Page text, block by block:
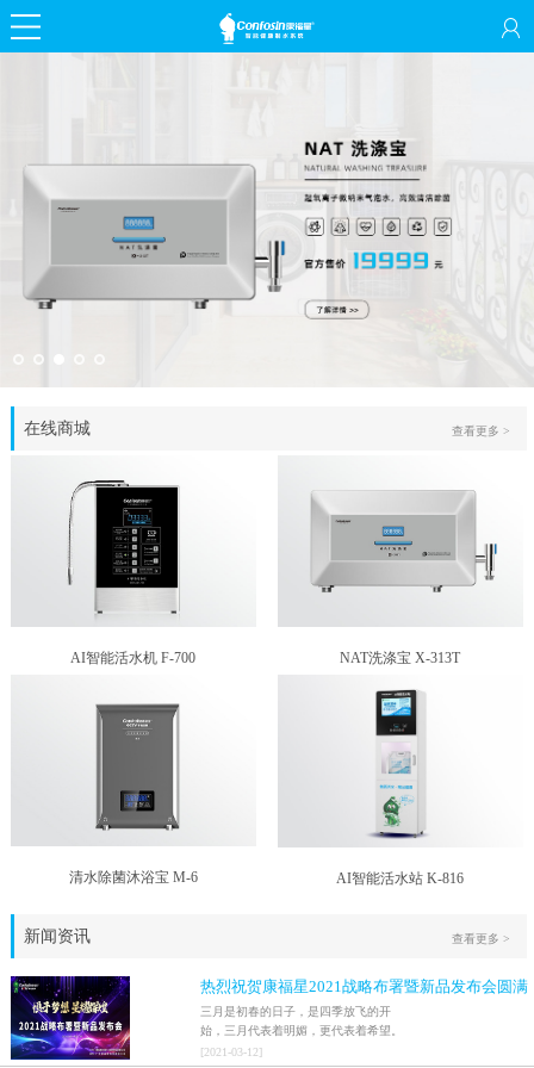
在线商城 查看更多 >
AI智能活水机 F-700 NAT洗涤宝 X-313T
清水除菌沐浴宝 M-6 AI智能活水站 K-816
新闻资讯
热烈祝贺康福星2021战略布署暨新品发布会圆满
结束！！
三月是初春的日子，是四季放飞的开
始，三月代表着明媚，更代表着希望。
2021年3月9日，家人们激情澎湃地迎来
[2021-03-12]
查看更多 >